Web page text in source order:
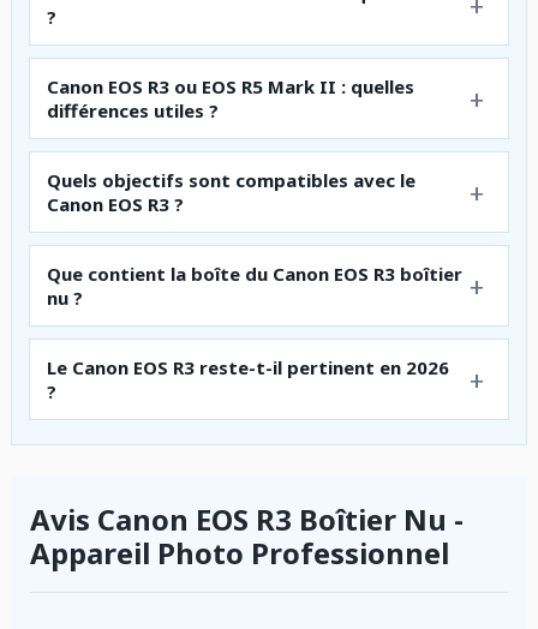
?
Canon EOS R3 ou EOS R5 Mark II : quelles
différences utiles ?
Quels objectifs sont compatibles avec le
Canon EOS R3 ?
Que contient la boîte du Canon EOS R3 boîtier
nu ?
Le Canon EOS R3 reste-t-il pertinent en 2026
?
Avis Canon EOS R3 Boîtier Nu -
Appareil Photo Professionnel